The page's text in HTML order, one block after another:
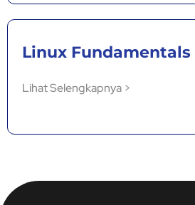
Linux Fundamentals
Lihat Selengkapnya >